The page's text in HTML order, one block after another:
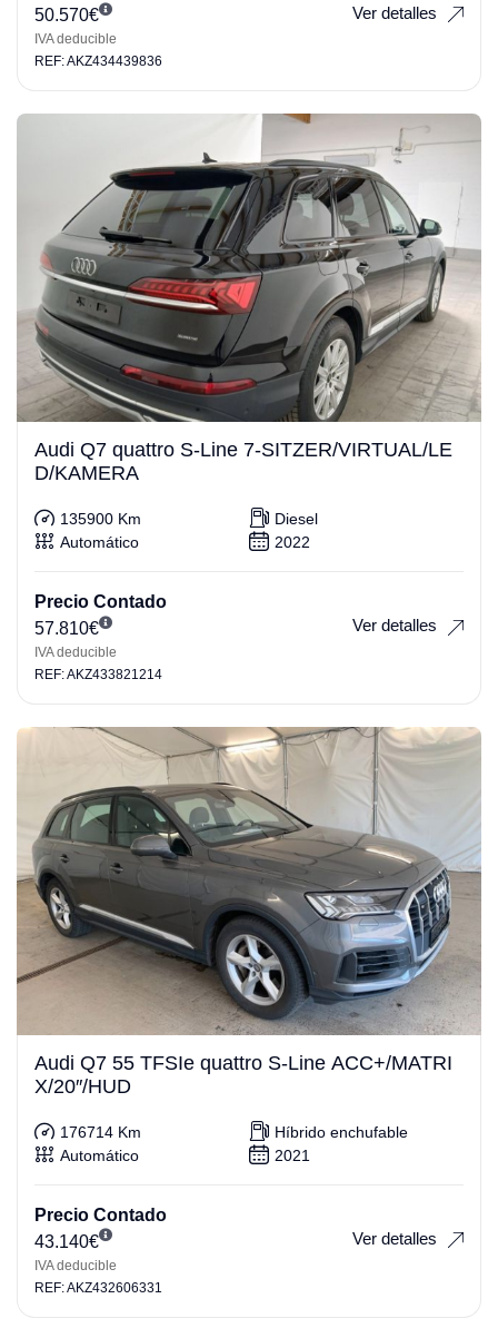
50.570€
IVA deducible
Ver detalles
REF: AKZ434439836
Audi Q7 quattro S-Line 7-SITZER/VIRTUAL/LE
D/KAMERA
135900 Km
Diesel
Automático
2022
Precio Contado
57.810€
IVA deducible
Ver detalles
REF: AKZ433821214
Audi Q7 55 TFSIe quattro S-Line ACC+/MATRI
X/20″/HUD
176714 Km
Híbrido enchufable
Automático
2021
Precio Contado
43.140€
IVA deducible
Ver detalles
REF: AKZ432606331